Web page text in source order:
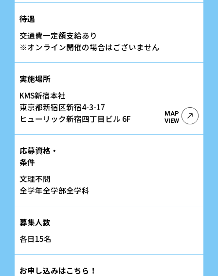
待遇
交通費一定額支給あり
※オンライン開催の場合はございません
実施場所
KMS新宿本社
東京都新宿区新宿4-3-17
ヒューリック新宿四丁目ビル 6F
MAP
VIEW
応募資格・
条件
文理不問
全学年全学部全学科
募集人数
各日15名
お申し込みはこちら！